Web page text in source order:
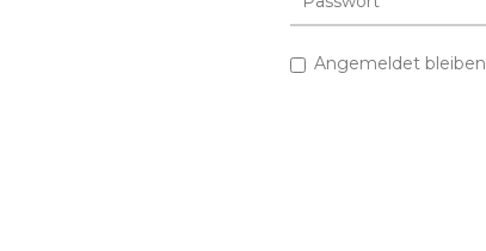
Angemeldet bleiben